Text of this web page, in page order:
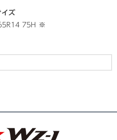
イズ
75H
※